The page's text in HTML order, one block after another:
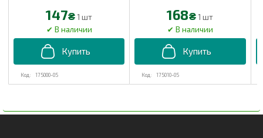
175000-05
147₴1 шт
175010-05
168₴ 1 шт